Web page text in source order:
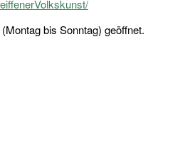
bis Sonntag) geöffnet.